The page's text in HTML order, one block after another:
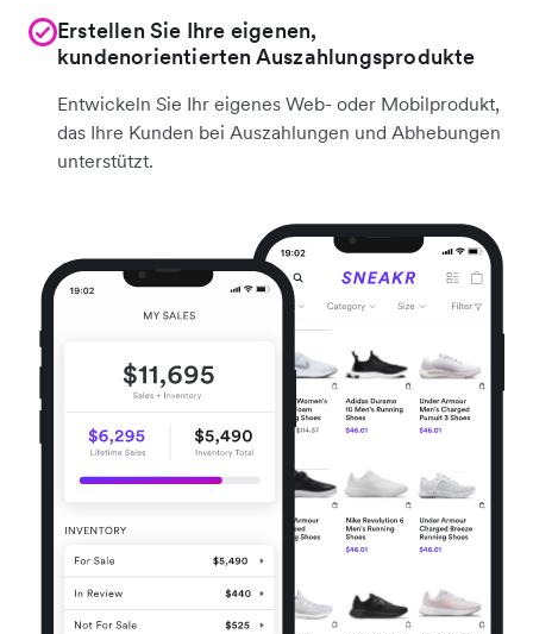
Erstellen Sie Ihre eigenen,
kundenorientierten Auszahlungsprodukte
Entwickeln Sie Ihr eigenes Web- oder Mobilprodukt,
das Ihre Kunden bei Auszahlungen und Abhebungen
unterstützt.